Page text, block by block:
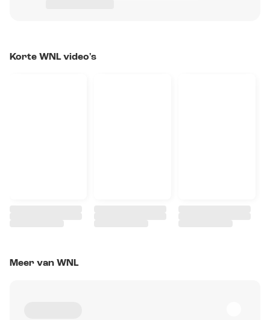
Korte WNL video's
Meer van WNL